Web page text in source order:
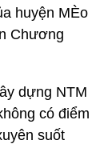
huyện MÈo
Chương
dựng NTM
có điểm
suốt